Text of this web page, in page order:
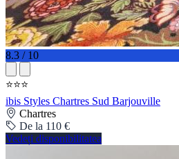
8.3 / 10
⭐⭐⭐
ibis Styles Chartres Sud Barjouville
Chartres
De la 110 €
Vedeți disponibilitatea